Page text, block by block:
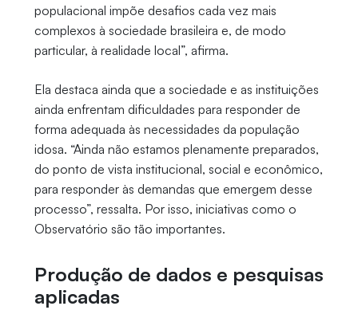
populacional impõe desafios cada vez mais
complexos à sociedade brasileira e, de modo
particular, à realidade local”, afirma.
Ela destaca ainda que a sociedade e as instituições
ainda enfrentam dificuldades para responder de
forma adequada às necessidades da população
idosa. “Ainda não estamos plenamente preparados,
do ponto de vista institucional, social e econômico,
para responder às demandas que emergem desse
processo”, ressalta. Por isso, iniciativas como o
Observatório são tão importantes.
Produção de dados e pesquisas
aplicadas